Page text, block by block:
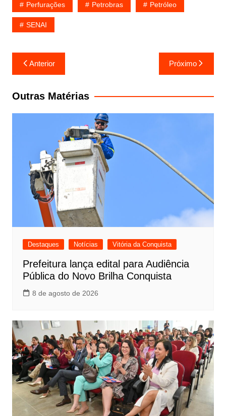
Perfurações Petrobras Petróleo
SENAI
Navegação
de
Post
Anterior Próximo
Outras Matérias
Destaques Notícias Vitória da Conquista
Prefeitura lança edital para Audiência
Pública do Novo Brilha Conquista
8 de agosto de 2026